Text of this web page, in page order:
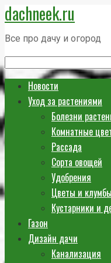
Перейти
к
контенту
dachneek.ru
Все про дачу и огород
Новости
Уход за растениями
Болезни
Комнатные
Рассада
Сорта овощей
Удобрения
Цветы и клумбы
Кустарники и
Газон
Дизайн дачи
Канализация